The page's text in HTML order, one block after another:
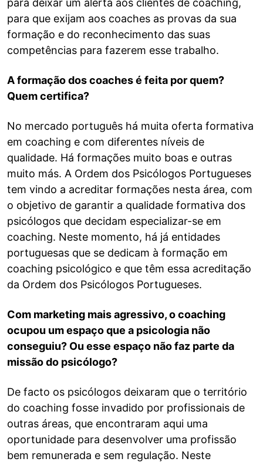
para deixar um alerta aos clientes de coaching,
para que exijam aos coaches as provas da sua
formação e do reconhecimento das suas
competências para fazerem esse trabalho.
A formação dos coaches é feita por quem?
Quem certifica?
No mercado português há muita oferta formativa
em coaching e com diferentes níveis de
qualidade. Há formações muito boas e outras
muito más. A Ordem dos Psicólogos Portugueses
tem vindo a acreditar formações nesta área, com
o objetivo de garantir a qualidade formativa dos
psicólogos que decidam especializar-se em
coaching. Neste momento, há já entidades
portuguesas que se dedicam à formação em
coaching psicológico e que têm essa acreditação
da Ordem dos Psicólogos Portugueses.
Com marketing mais agressivo, o coaching
ocupou um espaço que a psicologia não
conseguiu? Ou esse espaço não faz parte da
missão do psicólogo?
De facto os psicólogos deixaram que o território
do coaching fosse invadido por profissionais de
outras áreas, que encontraram aqui uma
oportunidade para desenvolver uma profissão
bem remunerada e sem regulação. Neste